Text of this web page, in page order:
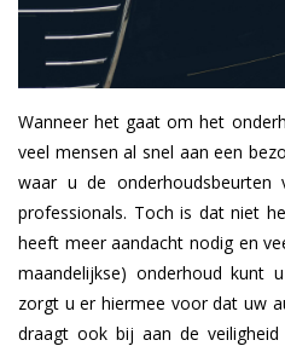
Wanneer het gaat om het
veel mensen al snel aan een
waar u de
professionals. Toch is dat niet
heeft meer aandacht nodig en
maandelijkse) onderhoud kunt
zorgt u er hiermee voor dat uw
draagt ook bij aan de